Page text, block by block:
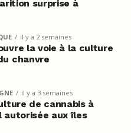
surprise à
il y a 2 semaines
la voie à la culture
chanvre
il y a 3 semaines
de cannabis à
autorisée aux îles